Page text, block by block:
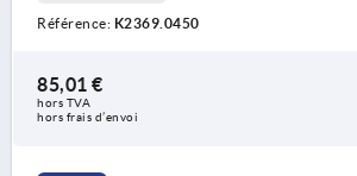
Référence: K2369.0450
85,01 €
hors TVA
hors frais d’envoi